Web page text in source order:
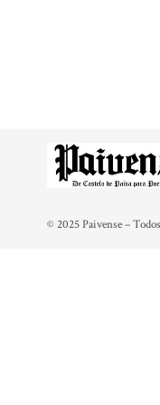
© 2025 Paivense –